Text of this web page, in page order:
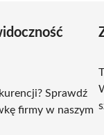
Sprawdź
firmy w naszym